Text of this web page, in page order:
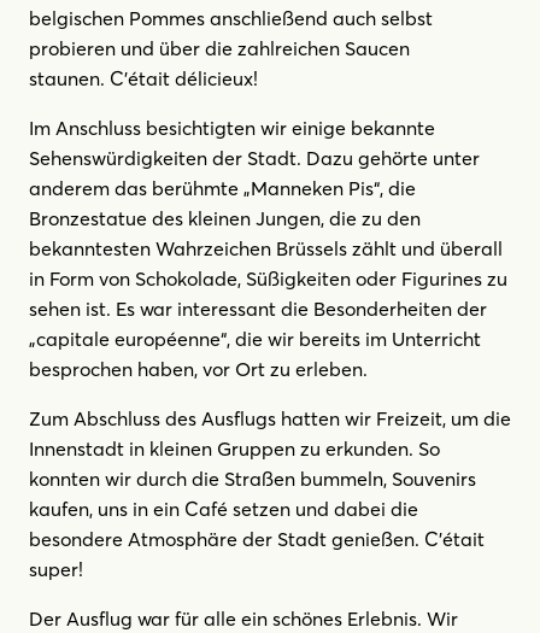
belgischen Pommes anschließend auch selbst
probieren und über die zahlreichen Saucen
staunen. C’était délicieux!
Im Anschluss besichtigten wir einige bekannte
Sehenswürdigkeiten der Stadt. Dazu gehörte unter
anderem das berühmte „Manneken Pis“, die
Bronzestatue des kleinen Jungen, die zu den
bekanntesten Wahrzeichen Brüssels zählt und überall
in Form von Schokolade, Süßigkeiten oder Figurines zu
sehen ist. Es war interessant die Besonderheiten der
„capitale européenne“, die wir bereits im Unterricht
besprochen haben, vor Ort zu erleben.
Zum Abschluss des Ausflugs hatten wir Freizeit, um die
Innenstadt in kleinen Gruppen zu erkunden. So
konnten wir durch die Straßen bummeln, Souvenirs
kaufen, uns in ein Café setzen und dabei die
besondere Atmosphäre der Stadt genießen. C’était
super!
Der Ausflug war für alle ein schönes Erlebnis. Wir